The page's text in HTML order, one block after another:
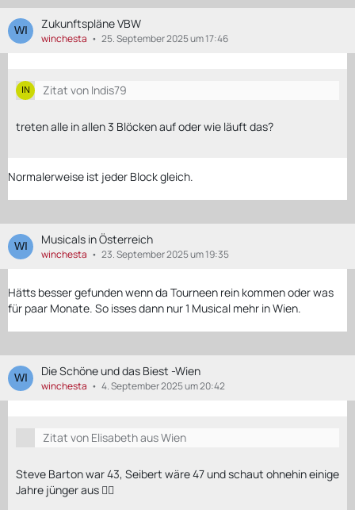
Zukunftspläne VBW
winchesta 25. September 2025 um 17:46
Zitat von Indis79
treten alle in allen 3 Blöcken auf oder wie läuft das?
Normalerweise ist jeder Block gleich.
Musicals in Österreich
winchesta 23. September 2025 um 19:35
Hätts besser gefunden wenn da Tourneen rein kommen oder was
für paar Monate. So isses dann nur 1 Musical mehr in Wien.
Die Schöne und das Biest -Wien
winchesta 4. September 2025 um 20:42
Zitat von Elisabeth aus Wien
Steve Barton war 43, Seibert wäre 47 und schaut ohnehin einige
Jahre jünger aus 🤷‍♀️